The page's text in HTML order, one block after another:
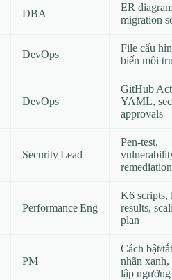
DBA
ER
migration
DevOps
File cấu
biến môi
DevOps
GitHub
YAML,
approvals
Security Lead
Pen‑test,
remediation
Performance Eng
K6 scripts,
results,
plan
PM
Cách bật/tắt
nhãn xanh,
lập ngưỡng